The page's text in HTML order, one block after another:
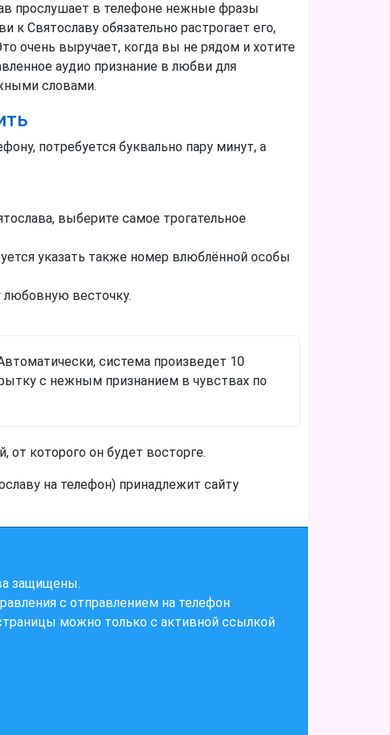
прослушает в телефоне нежные фразы
Святославу обязательно растрогает его,
очень выручает, когда вы не рядом и хотите
аудио признание в любви для
словами.
потребуется буквально пару минут, а
выберите самое трогательное
указать также номер влюблённой особы
любовную весточку.
система произведет 10
с нежным признанием в чувствах по
которого он будет восторге.
на телефон) принадлежит сайту
защищены.
с отправлением на телефон
можно только с активной ссылкой